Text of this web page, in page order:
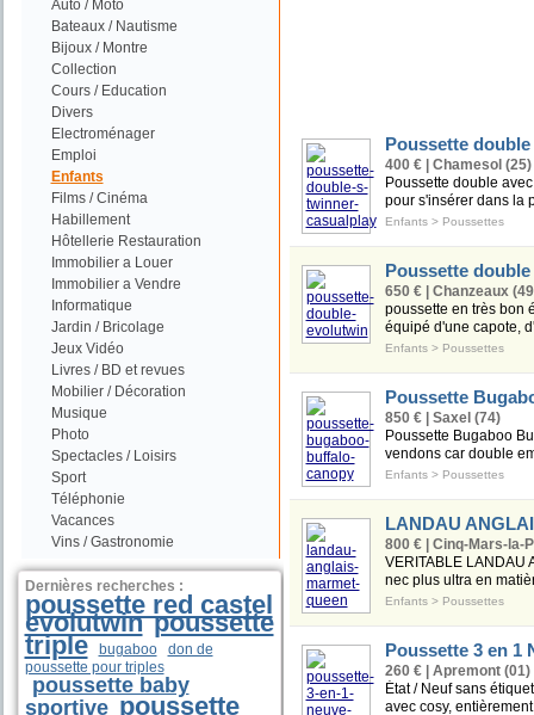
Auto / Moto
Bateaux / Nautisme
Bijoux / Montre
Collection
Cours / Education
Divers
Electroménager
Emploi
Enfants
Films / Cinéma
Habillement
Hôtellerie Restauration
Immobilier a Louer
Immobilier a Vendre
Informatique
Jardin / Bricolage
Jeux Vidéo
Livres / BD et revues
Mobilier / Décoration
Musique
Photo
Spectacles / Loisirs
Sport
Téléphonie
Vacances
Vins / Gastronomie
Dernières recherches :
poussette red castel
evolutwin poussette
triple bugaboo
don de
poussette pour triples
poussette baby
sportive poussette
Poussette
400 € | Chamesol (25)
Poussette double
pour s'insérer dans la
Enfants> Poussettes
Poussette
650 € | Chanzeaux
poussette en très bon
équipé d'une capote,
Enfants> Poussettes
Poussette
850 € | Saxel (74)
Poussette Bugaboo
vendons car double
Enfants> Poussettes
LANDAU
800 € | Cinq-Mars-la-
VERITABLE LANDAU
nec plus ultra en
Enfants> Poussettes
Poussette 3 en 1
260 € | Apremont (01)
État / Neuf sans
avec cosy,